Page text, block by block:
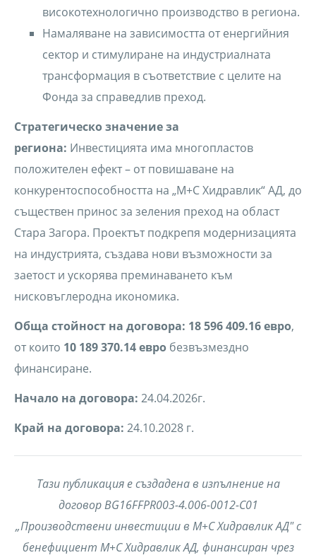
високотехнологично производство в региона.
Намаляване на зависимостта от енергийния
сектор и стимулиране на индустриалната
трансформация в съответствие с целите на
Фонда за справедлив преход.
Стратегическо значение за
региона: Инвестицията има многопластов
положителен ефект – от повишаване на
конкурентоспособността на „М+С Хидравлик“ АД, до
съществен принос за зеления преход на област
Стара Загора. Проектът подкрепя модернизацията
на индустрията, създава нови възможности за
заетост и ускорява преминаването към
нисковъглеродна икономика.
Обща стойност на договора: 18 596 409.16 евро,
от които 10 189 370.14 евро безвъзмездно
финансиране.
Начало на договора: 24.04.2026г.
Край на договора: 24.10.2028 г.
Тази публикация е създадена в изпълнение на
договор BG16FFPR003-4.006-0012-C01
„Производствени инвестиции в М+С Хидравлик АД" с
бенефициент М+С Хидравлик АД, финансиран чрез